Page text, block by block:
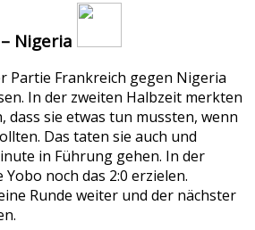
Nigeria
Partie Frankreich gegen Nigeria
In der zweiten Halbzeit merkten
dass sie etwas tun mussten, wenn
Das taten sie auch und
in Führung gehen. In der
noch das 2:0 erzielen.
Runde weiter und der nächster